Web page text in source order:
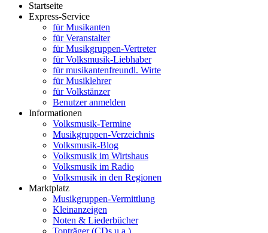
Startseite
Express-Service
für Musikanten
für Veranstalter
für Musikgruppen-Vertreter
für Volksmusik-Liebhaber
für musikantenfreundl. Wirte
für Musiklehrer
für Volkstänzer
Benutzer anmelden
Informationen
Volksmusik-Termine
Musikgruppen-Verzeichnis
Volksmusik-Blog
Volksmusik im Wirtshaus
Volksmusik im Radio
Volksmusik in den Regionen
Marktplatz
Musikgruppen-Vermittlung
Kleinanzeigen
Noten & Liederbücher
Tonträger (CDs u.a.)